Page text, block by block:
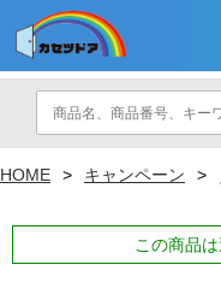
HOME キャンペーン
この商品